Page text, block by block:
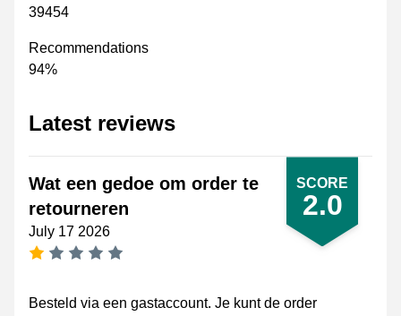
39454
Recommendations
94%
Latest reviews
SCORE
2.0
Wat een gedoe om order te
retourneren
July 17 2026
Besteld via een gastaccount. Je kunt de order